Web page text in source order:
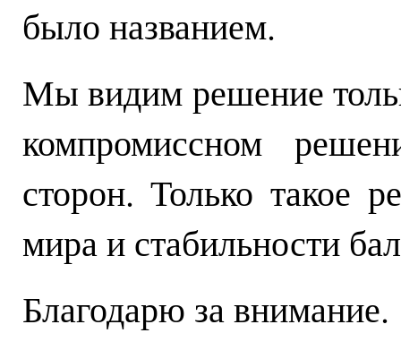
было названием.
Мы видим решение
компромиссном
сторон. Только такое
мира и стабильности
Благодарю за внимание.